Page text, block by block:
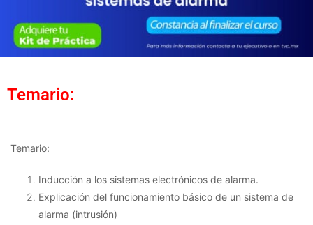
Temario:
Temario:
Inducción a los sistemas electrónicos de alarma.
Explicación del funcionamiento básico de un sistema de
alarma (intrusión)